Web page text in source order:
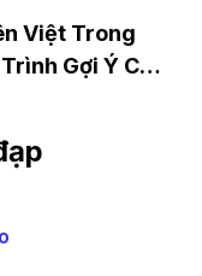
Việt Trong
Gợi Ý Chi